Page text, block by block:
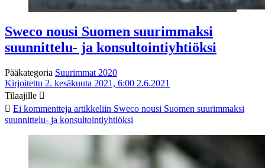
Sweco nousi Suomen suurimmaksi
suunnittelu- ja konsultointiyhtiöksi
Pääkategoria Suurimmat 2020
Kirjoitettu 2. kesäkuuta 2021, 6:00 2.6.2021
Tilaajille
Ei kommentteja artikkeliin Sweco nousi Suomen suurimmaksi
suunnittelu- ja konsultointiyhtiöksi